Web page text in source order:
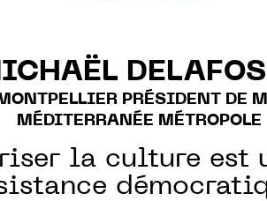
PRÉSIDENT DE
MÉDITERRANÉE MÉTROPOLE
la culture est